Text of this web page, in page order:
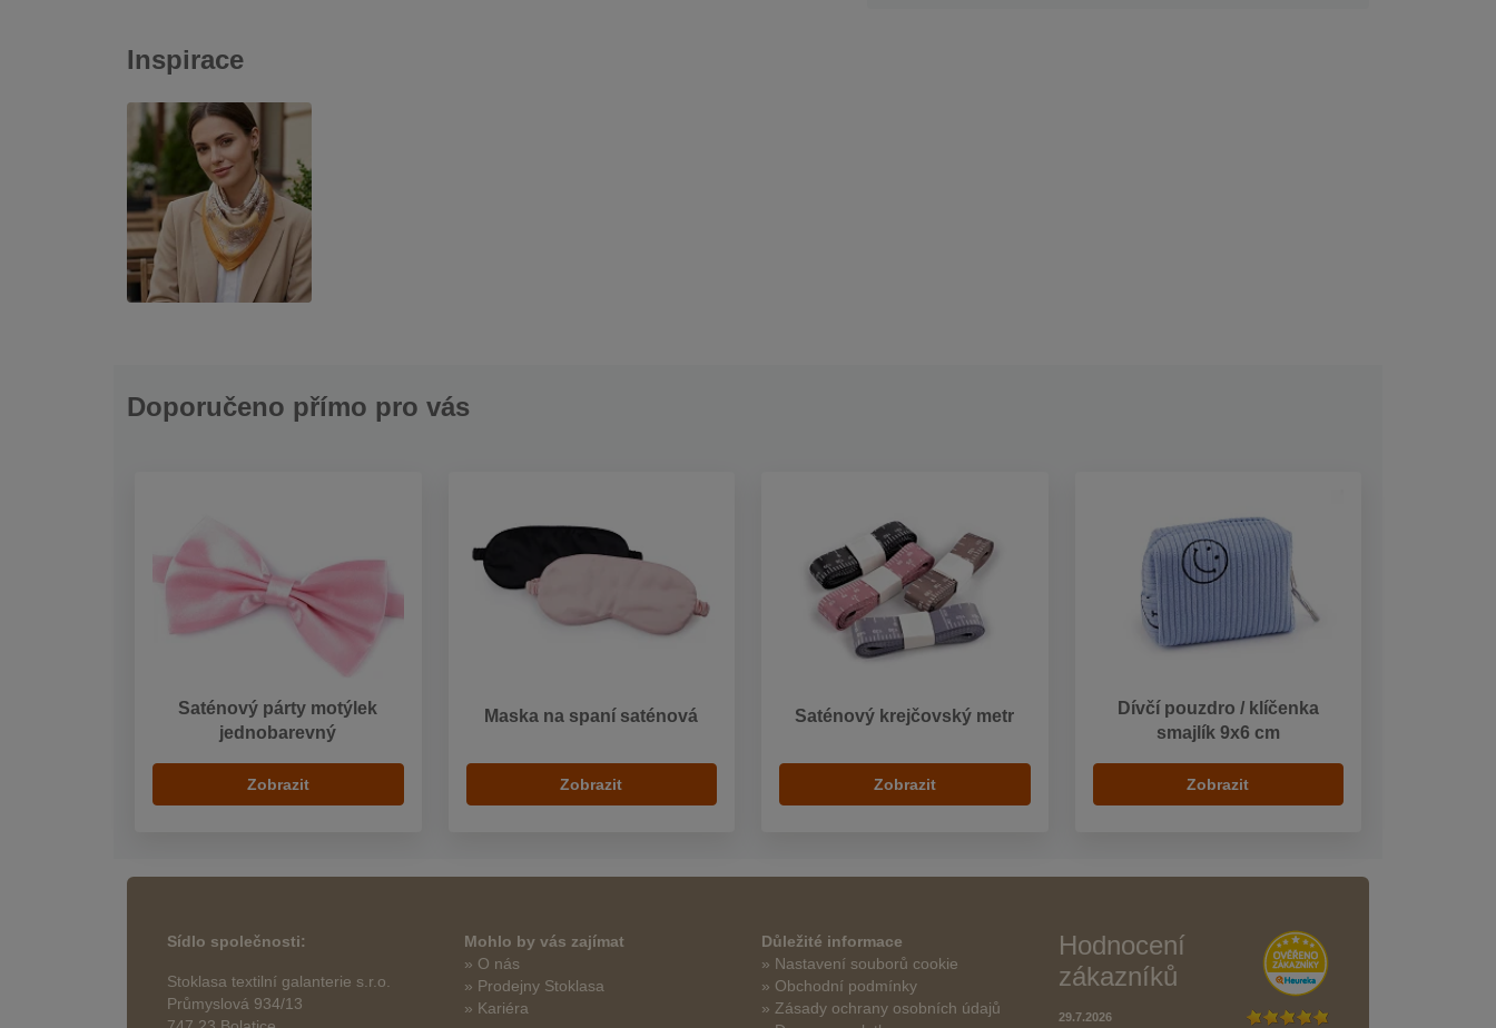
Inspirace
Doporučeno přímo pro vás
Saténový párty motýlek
jednobarevný
Zobrazit
Maska na spaní saténová
Zobrazit
Saténový krejčovský metr
Zobrazit
Dívčí pouzdro / klíčenka
smajlík 9x6 cm
Zobrazit
Sídlo společnosti:
Stoklasa textilní galanterie s.r.o.
Průmyslová 934/13
Mohlo by vás zajímat
» O nás
» Prodejny Stoklasa
» Kariéra
Důležité informace
» Nastavení souborů cookie
» Obchodní podmínky
» Zásady ochrany osobních údajů
Hodnocení
zákazníků
29.7.2026